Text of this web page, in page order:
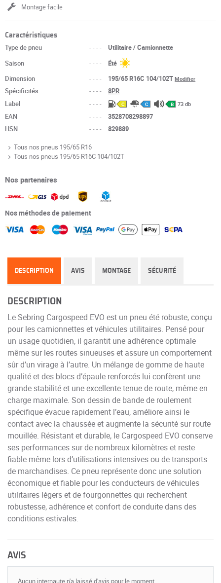
Montage facile
Caractéristiques
Type de pneu ----
Utilitaire / Camionnette
Saison
----
Été
Dimension
---- 195/65 R16C 104/102TModifier
Spécificités ----
8PR
Label
---- C C B 73 db
EAN ----
3528708298897
HSN
---- 829889
Tous nos pneus 195/65 R16
Tous nos pneus 195/65 R16C 104/102T
Nos partenaires
Nos méthodes de paiement
DESCRIPTION AVIS MONTAGE SÉCURITÉ
DESCRIPTION
Le Sebring Cargospeed EVO est un pneu été robuste, conçu
pour les camionnettes et véhicules utilitaires. Pensé pour
un usage quotidien, il garantit une adhérence optimale
même sur les routes sinueuses et assure un comportement
sûr d’un virage à l’autre. Un mélange de gomme de haute
qualité et des blocs d’épaule renforcés lui confèrent une
grande stabilité et une excellente tenue de route, même en
charge maximale. Son dessin de bande de roulement
spécifique évacue rapidement l’eau, améliore ainsi le
contact avec la chaussée et augmente la sécurité sur route
mouillée. Résistant et durable, le Cargospeed EVO conserve
ses performances sur de nombreux kilomètres et reste
fiable même lors d’utilisations intensives ou de transports
de marchandises. Ce pneu représente donc une solution
économique et fiable pour les conducteurs de véhicules
utilitaires légers et de fourgonnettes qui recherchent
robustesse, adhérence et confort de conduite dans des
conditions estivales.
AVIS
Aucun internaute n'a laissé d'avis pour le moment.